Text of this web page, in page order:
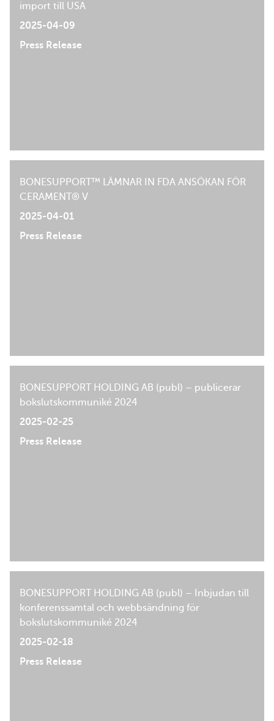
import till USA
2025-04-09
Press Release
BONESUPPORT™ LÄMNAR IN FDA ANSÖKAN FÖR
CERAMENT® V
2025-04-01
Press Release
BONESUPPORT HOLDING AB (publ) – publicerar
bokslutskommuniké 2024
2025-02-25
Press Release
BONESUPPORT HOLDING AB (publ) – Inbjudan till
konferenssamtal och webbsändning för
bokslutskommuniké 2024
2025-02-18
Press Release